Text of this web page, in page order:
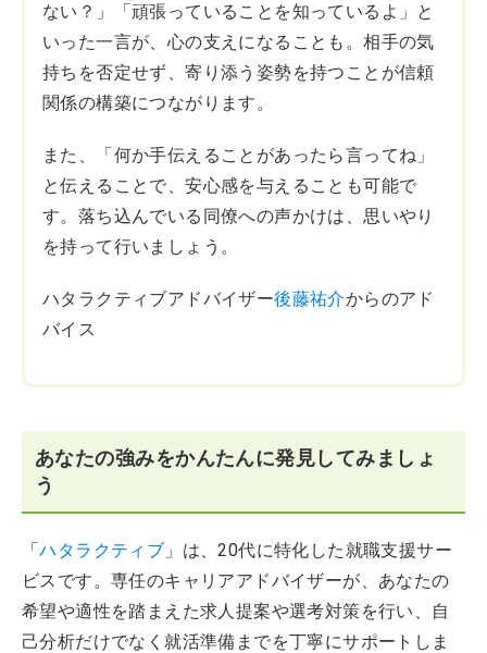
ない？」「頑張っていることを知っているよ」と
いった一言が、心の支えになることも。相手の気
持ちを否定せず、寄り添う姿勢を持つことが信頼
関係の構築につながります。
また、「何か手伝えることがあったら言ってね」
と伝えることで、安心感を与えることも可能で
す。落ち込んでいる同僚への声かけは、思いやり
を持って行いましょう。
ハタラクティブアドバイザー後藤祐介からのアド
バイス
あなたの強みをかんたんに発見してみましょ
う
「ハタラクティブ 」は、20代に特化した就職支援サー
ビスです。専任のキャリアアドバイザーが、あなたの
希望や適性を踏まえた求人提案や選考対策を行い、自
己分析だけでなく就活準備までを丁寧にサポートしま